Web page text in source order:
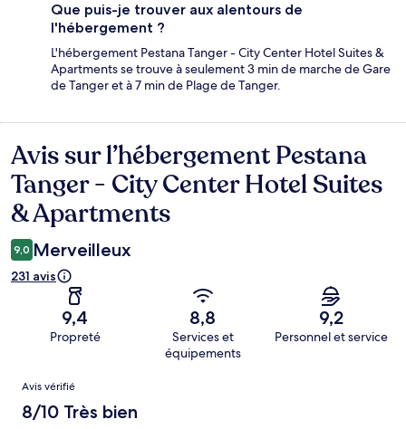
Que puis-je trouver aux alentours de
l'hébergement ?
L'hébergement Pestana Tanger - City Center Hotel Suites &
Apartments se trouve à seulement 3 min de marche de Gare
de Tanger et à 7 min de Plage de Tanger.
Avis
Avis sur l’hébergement Pestana
Tanger - City Center Hotel Suites
& Apartments
9,0 Merveilleux
231 avis
9,4
Propreté
8,8
Services et
équipements
9,2
Personnel et service
Avis
Avis vérifié
8/10 Très bien